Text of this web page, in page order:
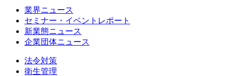
業界ニュース
セミナー・イベントレポート
新業態ニュース
企業団体ニュース
法令対策
衛生管理